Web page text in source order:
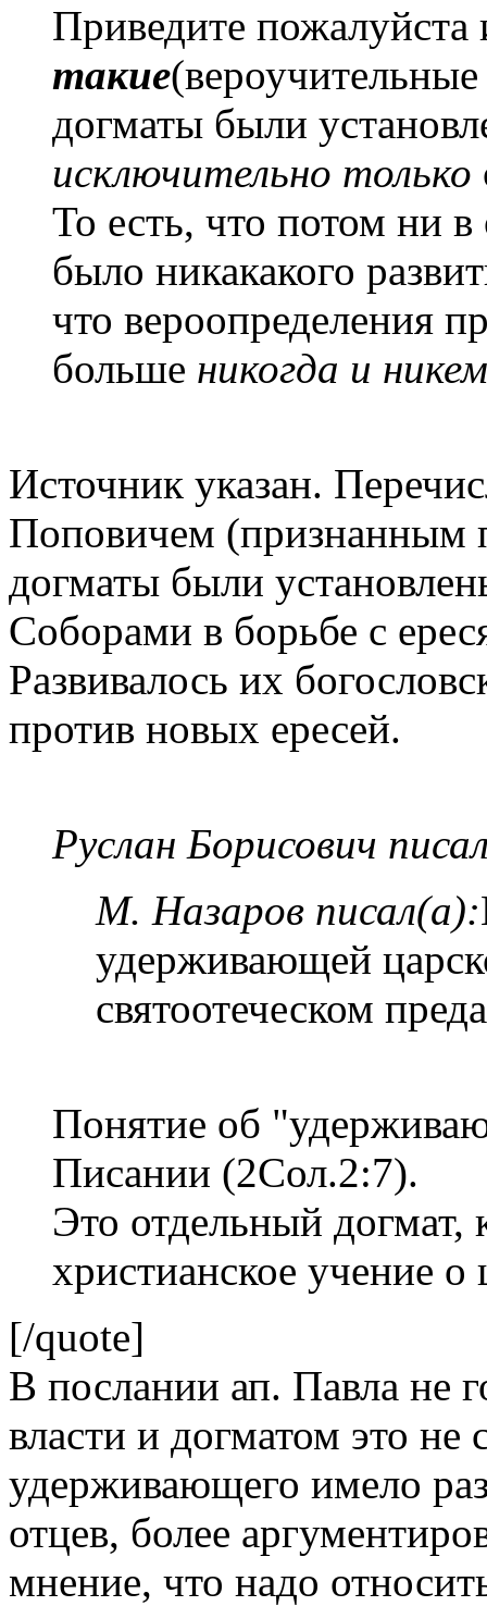
Приведите
такие
догматы были
исключительно только
То есть, что потом ни
было никакакого
что вероопределения
больше никогда и никем
Источник указан.
Поповичем (признанным
догматы были
Соборами в борьбе с
Развивалось их
против новых ересей.
Руслан Борисович
М. Назаров писал(а):
удерживающей
святоотеческом
Понятие об
Писании (2Сол.2:7).
Это отдельный догмат,
христианское учение о
[/quote]
В послании ап. Павла не
власти и догматом это не
удерживающего имело
отцев, более
мнение, что надо